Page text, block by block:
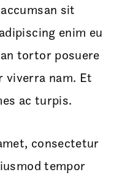
sit
enim eu
tortor posuere
viverra nam. Et
ac turpis.
consectetur
tempor